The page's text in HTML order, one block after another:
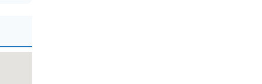
に